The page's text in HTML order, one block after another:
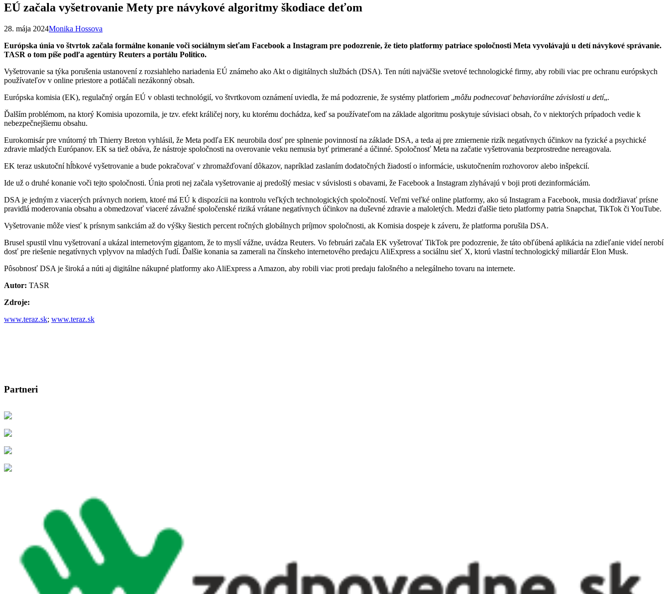
EÚ začala vyšetrovanie Mety pre návykové algoritmy škodiace deťom
28. mája 2024Monika Hossova
Európska únia vo štvrtok začala formálne konanie voči sociálnym sieťam Facebook a Instagram pre podozrenie, že tieto platformy patriace spoločnosti Meta vyvolávajú u detí návykové správanie.
TASR o tom píše podľa agentúry Reuters a portálu Politico.
Vyšetrovanie sa týka porušenia ustanovení z rozsiahleho nariadenia EÚ známeho ako Akt o digitálnych službách (DSA). Ten núti najväčšie svetové technologické firmy, aby robili viac pre ochranu európskych
používateľov v online priestore a potláčali nezákonný obsah.
Európska komisia (EK), regulačný orgán EÚ v oblasti technológií, vo štvrtkovom oznámení uviedla, že má podozrenie, že systémy platforiem „môžu podnecovať behaviorálne závislosti u detí„.
Ďalším problémom, na ktorý Komisia upozornila, je tzv. efekt králičej nory, ku ktorému dochádza, keď sa používateľom na základe algoritmu poskytuje súvisiaci obsah, čo v niektorých prípadoch vedie k
nebezpečnejšiemu obsahu.
Eurokomisár pre vnútorný trh Thierry Breton vyhlásil, že Meta podľa EK neurobila dosť pre splnenie povinností na základe DSA, a teda aj pre zmiernenie rizík negatívnych účinkov na fyzické a psychické
zdravie mladých Európanov. EK sa tiež obáva, že nástroje spoločnosti na overovanie veku nemusia byť primerané a účinné. Spoločnosť Meta na začatie vyšetrovania bezprostredne nereagovala.
EK teraz uskutoční hĺbkové vyšetrovanie a bude pokračovať v zhromažďovaní dôkazov, napríklad zaslaním dodatočných žiadostí o informácie, uskutočnením rozhovorov alebo inšpekcií.
Ide už o druhé konanie voči tejto spoločnosti. Únia proti nej začala vyšetrovanie aj predošlý mesiac v súvislosti s obavami, že Facebook a Instagram zlyhávajú v boji proti dezinformáciám.
DSA je jedným z viacerých právnych noriem, ktoré má EÚ k dispozícii na kontrolu veľkých technologických spoločností. Veľmi veľké online platformy, ako sú Instagram a Facebook, musia dodržiavať prísne
pravidlá moderovania obsahu a obmedzovať viaceré závažné spoločenské riziká vrátane negatívnych účinkov na duševné zdravie a maloletých. Medzi ďalšie tieto platformy patria Snapchat, TikTok či YouTube.
Vyšetrovanie môže viesť k prísnym sankciám až do výšky šiestich percent ročných globálnych príjmov spoločnosti, ak Komisia dospeje k záveru, že platforma porušila DSA.
Brusel spustil vlnu vyšetrovaní a ukázal internetovým gigantom, že to myslí vážne, uvádza Reuters. Vo februári začala EK vyšetrovať TikTok pre podozrenie, že táto obľúbená aplikácia na zdieľanie videí nerobí
dosť pre riešenie negatívnych vplyvov na mladých ľudí. Ďalšie konania sa zamerali na čínskeho internetového predajcu AliExpress a sociálnu sieť X, ktorú vlastní technologický miliardár Elon Musk.
Pôsobnosť DSA je široká a núti aj digitálne nákupné platformy ako AliExpress a Amazon, aby robili viac proti predaju falošného a nelegálneho tovaru na internete.
Autor: TASR
Zdroje:
www.teraz.sk; www.teraz.sk
Partneri